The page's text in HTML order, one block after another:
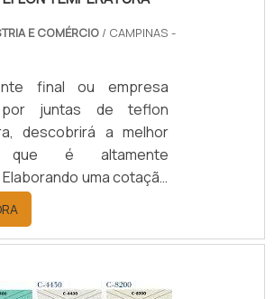
E COMÉRCIO / CAMPINAS -
final ou empresa
por juntas de teflon
descobrirá a melhor
que é altamente
uma cotação
da plataforma e
a melhor referência do
aqui é o lugar certo!
com os colaboradores